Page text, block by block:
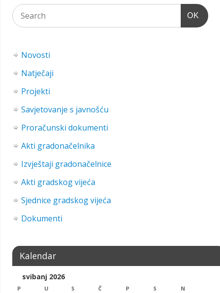
OK
Novosti
Natječaji
Projekti
Savjetovanje s javnošću
Proračunski dokumenti
Akti gradonačelnika
Izvještaji gradonačelnice
Akti gradskog vijeća
Sjednice gradskog vijeća
Dokumenti
Kalendar
svibanj 2026
P U S Č P S N